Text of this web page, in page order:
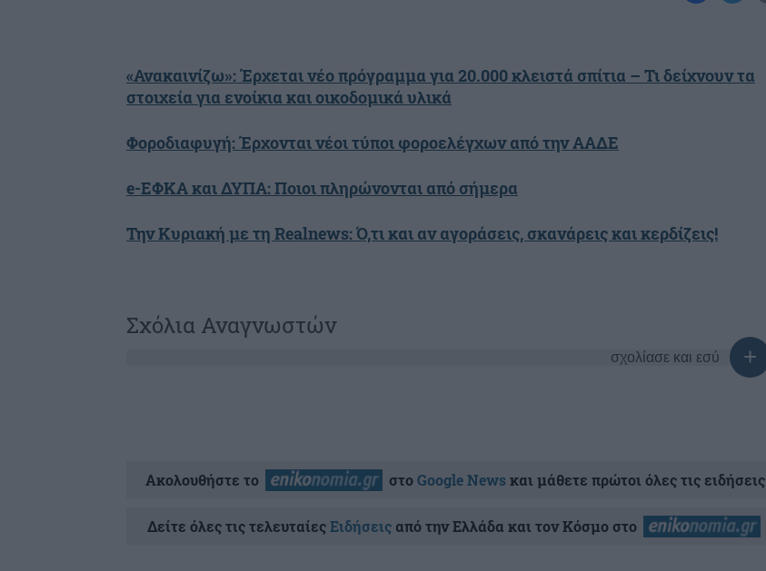
«Ανακαινίζω»: Έρχεται νέο πρόγραμμα για 20.000 κλειστά σπίτια – Τι δείχνουν τα
στοιχεία για ενοίκια και οικοδομικά υλικά
Φοροδιαφυγή: Έρχονται νέοι τύποι φοροελέγχων από την ΑΑΔΕ
e-ΕΦΚΑ και ΔΥΠΑ: Ποιοι πληρώνονται από σήμερα
Την Κυριακή με τη Realnews: Ό,τι και αν αγοράσεις, σκανάρεις και κερδίζεις!
Σχόλια Αναγνωστών
σχολίασε και εσύ
Ακολουθήστε το στοGoogle Newsκαι μάθετε πρώτοι όλες τις ειδήσεις
Δείτε όλες τις τελευταίεςΕιδήσειςαπό την Ελλάδα και τον Κόσμο στο